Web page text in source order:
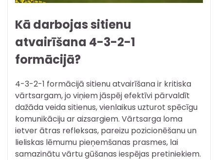
Kā darbojas sitienu
atvairīšana 4-3-2-1
formācijā?
4-3-2-1 formācijā sitienu atvairīšana ir kritiska
vārtsargam, jo viņiem jāspēj efektīvi pārvaldīt
dažāda veida sitienus, vienlaikus uzturot spēcīgu
komunikāciju ar aizsargiem. Vārtsarga loma
ietver ātras refleksas, pareizu pozicionēšanu un
lieliskas lēmumu pieņemšanas prasmes, lai
samazinātu vārtu gūšanas iespējas pretiniekiem.